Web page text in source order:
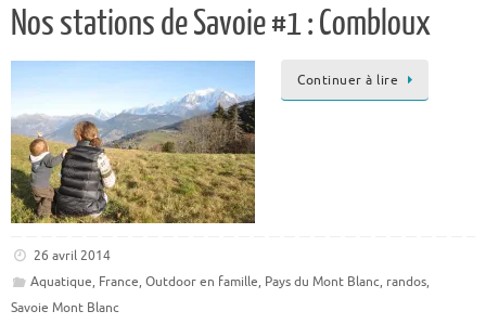
Nos stations de Savoie #1 : Combloux
Continuer à lire
26 avril 2014
Aquatique, France, Outdoor en famille, Pays du Mont Blanc, randos,
Savoie Mont Blanc